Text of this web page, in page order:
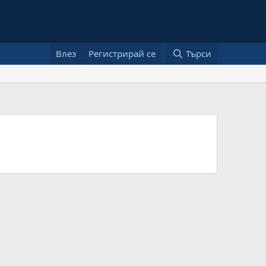
Влез Регистрирай се Търси